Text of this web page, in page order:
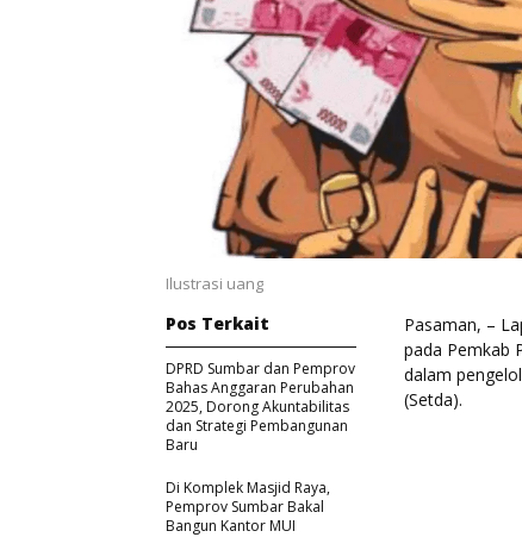
Ilustrasi uang
Pasaman, –
pada Pemkab
dalam
(Setda).
Pos Terkait
DPRD Sumbar dan Pemprov
Bahas Anggaran Perubahan
2025, Dorong Akuntabilitas
dan Strategi Pembangunan
Baru
Di Komplek Masjid Raya,
Pemprov Sumbar Bakal
Bangun Kantor MUI